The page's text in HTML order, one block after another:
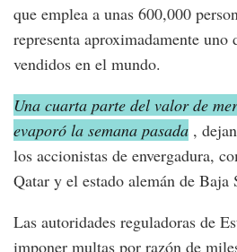
que emplea a unas 600,000
representa aproximadamente uno
vendidos en el mundo.
Una cuarta parte del valor de
evaporó la semana pasada ,
los accionistas de envergadura,
Qatar y el estado alemán de Baja
Las autoridades reguladoras de
imponer multas por razón de